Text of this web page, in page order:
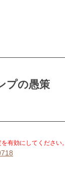
プの愚策
有効にしてください。